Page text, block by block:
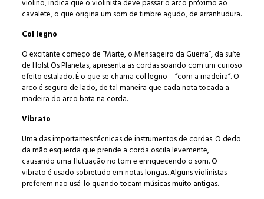
violino, indica que o violinista deve passar o arco próximo ao
cavalete, o que origina um som de timbre agudo, de arranhudura.
Col legno
O excitante começo de “Marte, o Mensageiro da Guerra”, da suíte
de Holst Os Planetas, apresenta as cordas soando com um curioso
efeito estalado. É o que se chama col legno – “com a madeira”. O
arco é seguro de lado, de tal maneira que cada nota tocada a
madeira do arco bata na corda.
Vibrato
Uma das importantes técnicas de instrumentos de cordas. O dedo
da mão esquerda que prende a corda oscila levemente,
causando uma flutuação no tom e enriquecendo o som. O
vibrato é usado sobretudo em notas longas. Alguns violinistas
preferem não usá-lo quando tocam músicas muito antigas.